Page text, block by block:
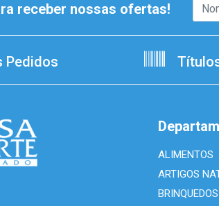
receber nossas ofertas!
Pedidos
ALIMENTOS
ARTIGOS
BRINQUEDOS